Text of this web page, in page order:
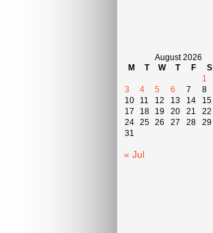
August 2026
M
T W T F S
1
3
4 5 6 7 8
10
11 12 13 14 15
17
18 19 20 21 22
24 25 26 27 28 29
31
« Jul